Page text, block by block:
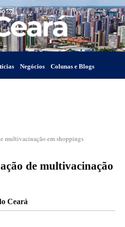
Negócios Colunas e Blogs
multivacinação em shoppings
de multivacinação
Ceará